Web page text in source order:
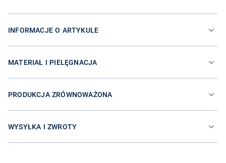
INFORMACJE O ARTYKULE
MATERIAŁ I PIELĘGNACJA
PRODUKCJA ZRÓWNOWAŻONA
WYSYŁKA I ZWROTY